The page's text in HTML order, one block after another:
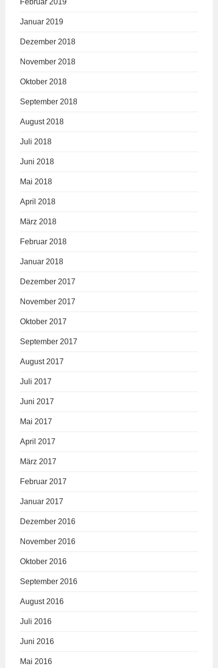
Februar 2019
Januar 2019
Dezember 2018
November 2018
Oktober 2018
September 2018
August 2018
Juli 2018
Juni 2018
Mai 2018
April 2018
März 2018
Februar 2018
Januar 2018
Dezember 2017
November 2017
Oktober 2017
September 2017
August 2017
Juli 2017
Juni 2017
Mai 2017
April 2017
März 2017
Februar 2017
Januar 2017
Dezember 2016
November 2016
Oktober 2016
September 2016
August 2016
Juli 2016
Juni 2016
Mai 2016